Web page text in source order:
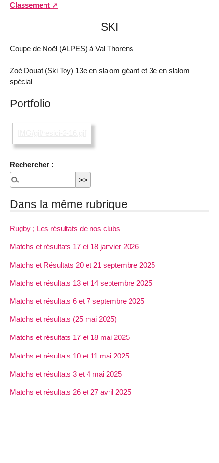
Classement
SKI
Coupe de Noël (ALPES) à Val Thorens
Zoé Douat (Ski Toy) 13e en slalom géant et 3e en slalom
spécial
Portfolio
Rechercher :
Dans la même rubrique
Rugby ; Les résultats de nos clubs
Matchs et résultats 17 et 18 janvier 2026
Matchs et Résultats 20 et 21 septembre 2025
Matchs et résultats 13 et 14 septembre 2025
Matchs et résultats 6 et 7 septembre 2025
Matchs et résultats (25 mai 2025)
Matchs et résultats 17 et 18 mai 2025
Matchs et résultats 10 et 11 mai 2025
Matchs et résultats 3 et 4 mai 2025
Matchs et résultats 26 et 27 avril 2025